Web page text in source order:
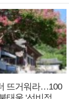
뜨거워라…100